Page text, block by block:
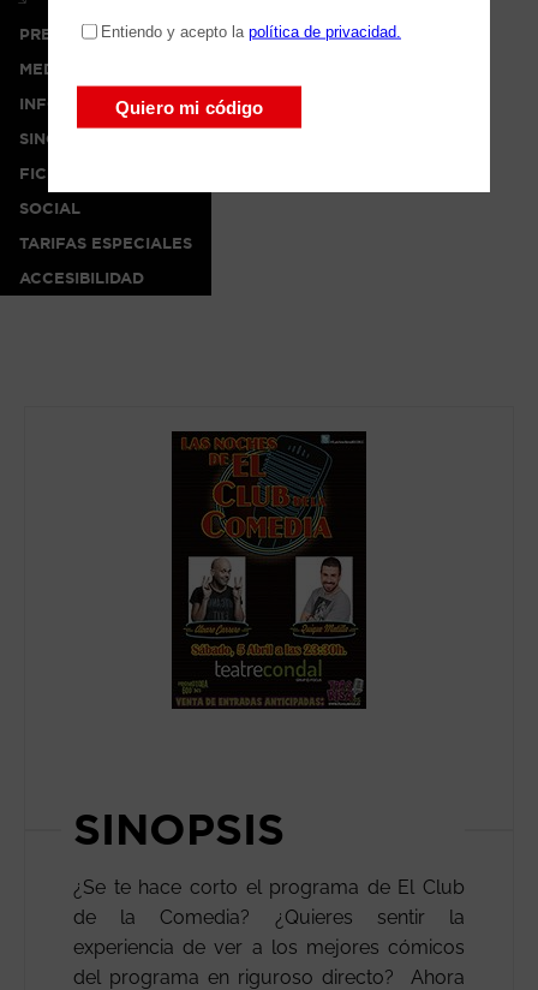
PRENSA
MEDIA
INFO
SINOPSIS
FICHA ARTÍSTICA
SOCIAL
TARIFAS ESPECIALES
ACCESIBILIDAD
SINOPSIS
¿Se te hace corto el programa de El Club
de la Comedia? ¿Quieres sentir la
experiencia de ver a los mejores cómicos
del programa en riguroso directo? Ahora